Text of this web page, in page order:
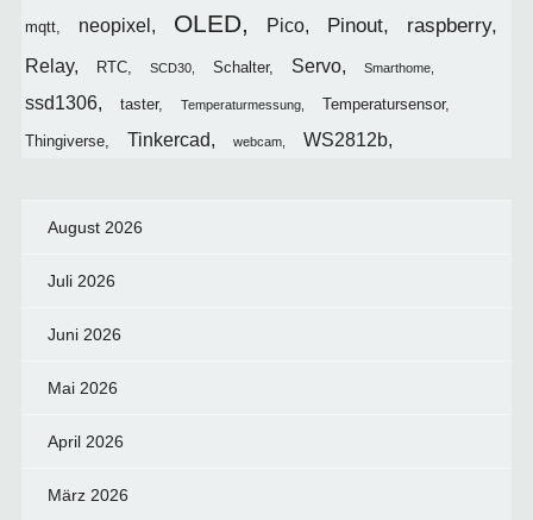
mqtt neopixel OLED Pico Pinout raspberry
Relay RTC SCD30 Schalter Servo Smarthome
ssd1306 taster Temperaturmessung Temperatursensor
Thingiverse Tinkercad webcam WS2812b
August 2026
Juli 2026
Juni 2026
Mai 2026
April 2026
März 2026